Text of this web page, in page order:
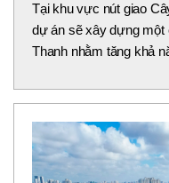
Tại khu vực nút giao
dự án sẽ xây dựng một
Thanh nhằm tăng khả